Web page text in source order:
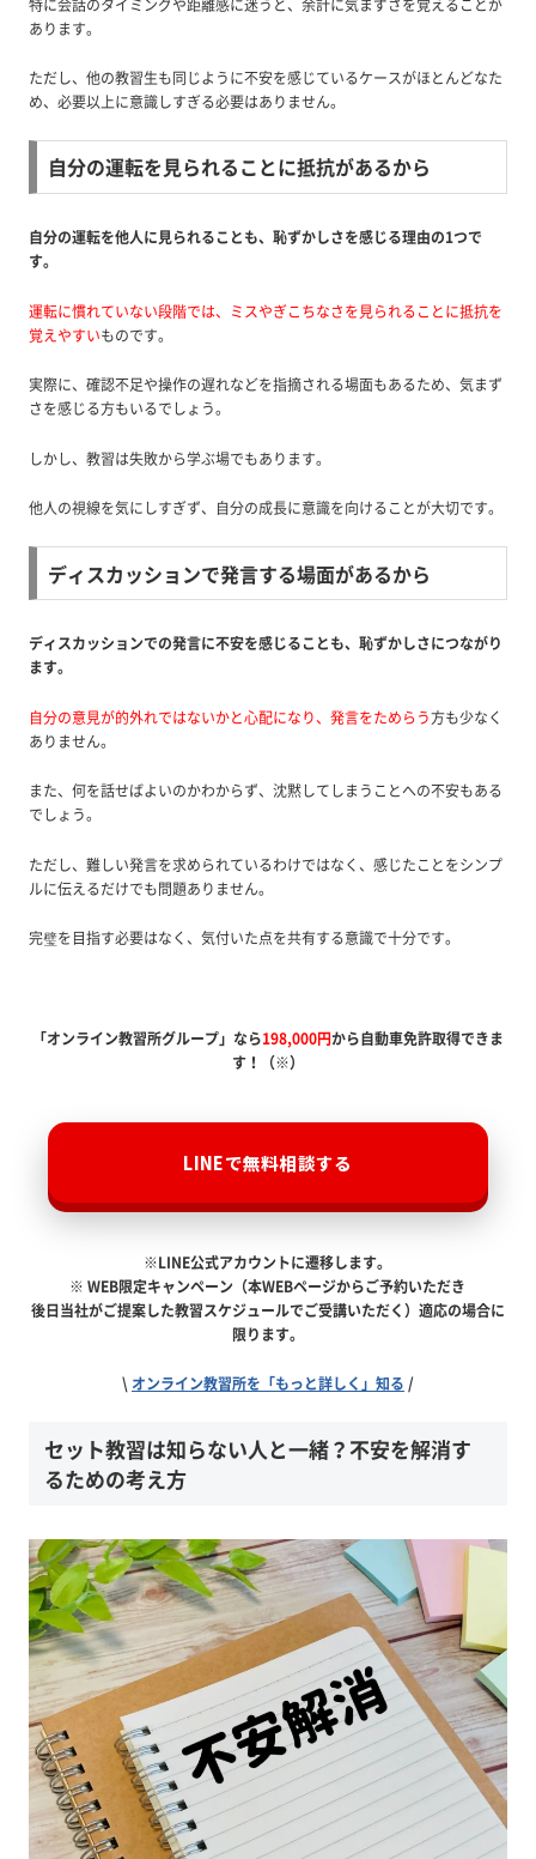
特に会話のタイミングや距離感に迷うと、余計に気まずさを覚えることが
あります。
ただし、他の教習生も同じように不安を感じているケースがほとんどなた
め、必要以上に意識しすぎる必要はありません。
自分の運転を見られることに抵抗があるから
自分の運転を他人に見られることも、恥ずかしさを感じる理由の1つで
す。
運転に慣れていない段階では、ミスやぎこちなさを見られることに抵抗を
覚えやすいものです。
実際に、確認不足や操作の遅れなどを指摘される場面もあるため、気まず
さを感じる方もいるでしょう。
しかし、教習は失敗から学ぶ場でもあります。
他人の視線を気にしすぎず、自分の成長に意識を向けることが大切です。
ディスカッションで発言する場面があるから
ディスカッションでの発言に不安を感じることも、恥ずかしさにつながり
ます。
自分の意見が的外れではないかと心配になり、発言をためらう方も少なく
ありません。
また、 何を話せばよいのかわからず、沈黙してしまうことへの不安もある
でしょう。
ただし、難しい発言を求められているわけではなく、感じたことをシンプ
ルに伝えるだけでも問題ありません。
完璧を目指す必要はなく、気付いた点を共有する意識で十分です。
「オンライン教習所グループ」なら198,000円から自動車免許取得できま
す！（※）
LINEで無料相談する
※LINE公式アカウントに遷移します。
※ WEB限定キャンペーン（本WEBページからご予約いただき
後日当社がご提案した教習スケジュールでご受講いただく）適応の場合に
限ります。
\ オンライン教習所を「もっと詳しく」知る /
セット教習は知らない人と一緒？不安を解消す
るための考え方